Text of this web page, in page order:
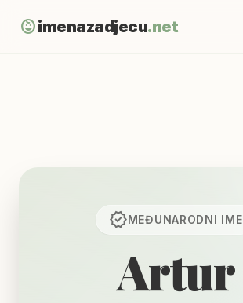
child_careimenazadjecu.net
verifiedMEĐUNARODNI IME
Artur